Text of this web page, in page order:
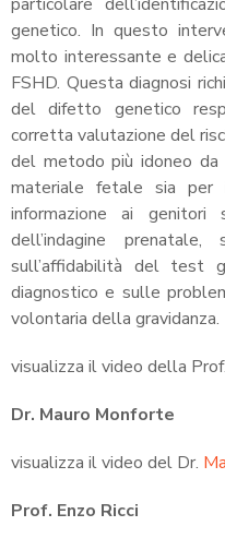
genetico. In questo
molto interessante e
FSHD. Questa diagnosi
del difetto genetico
corretta valutazione del
del metodo più idoneo
materiale fetale sia
informazione ai genitori
dell’indagine
sull’affidabilità del test
diagnostico e sulle
volontaria della gravidanza.
visualizza il video della
Dr. Mauro Monforte
visualizza il video del Dr.
Prof. Enzo Ricci